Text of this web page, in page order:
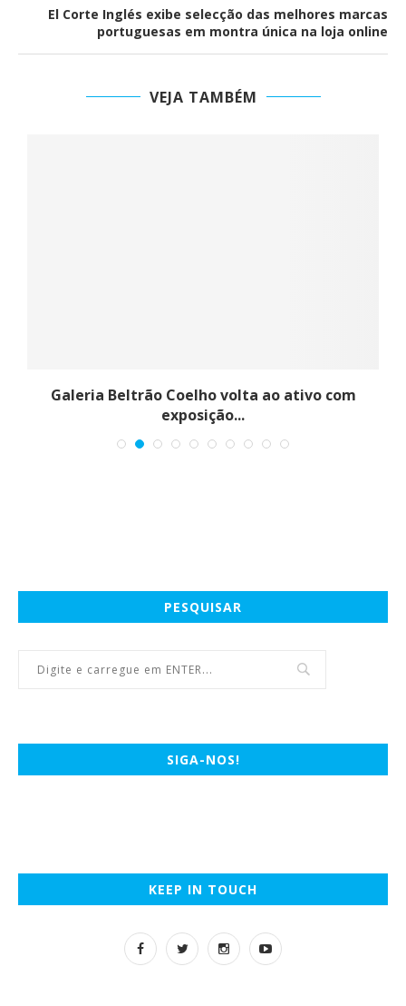
El Corte Inglés exibe selecção das melhores marcas
portuguesas em montra única na loja online
VEJA TAMBÉM
Galeria Beltrão Coelho volta ao ativo com
exposição...
PESQUISAR
SIGA-NOS!
KEEP IN TOUCH